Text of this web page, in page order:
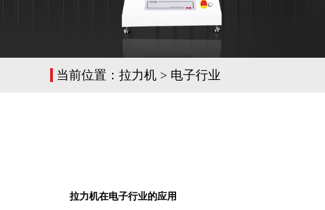
当前位置： 拉力机 > 电子行业
拉力机在电子行业的应用